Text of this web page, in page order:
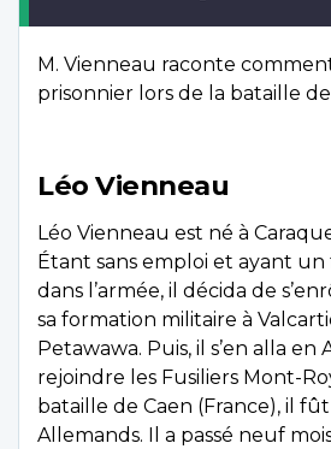
M. Vienneau raconte
prisonnier lors de la bataille de
Léo Vienneau
Léo Vienneau est né à
Étant sans emploi et ayant
dans l’armée, il décida de
sa formation militaire à
Petawawa. Puis, il s’en alla
rejoindre les Fusiliers Mont-
bataille de Caen (France), il
Allemands. Il a passé neuf